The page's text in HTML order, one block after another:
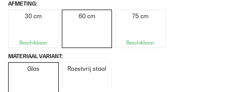
AFMETING:
30 cm
Beschikbaar
60 cm 75 cm
Beschikbaar
MATERIAAL VARIANT:
Glas Roestvrij staal